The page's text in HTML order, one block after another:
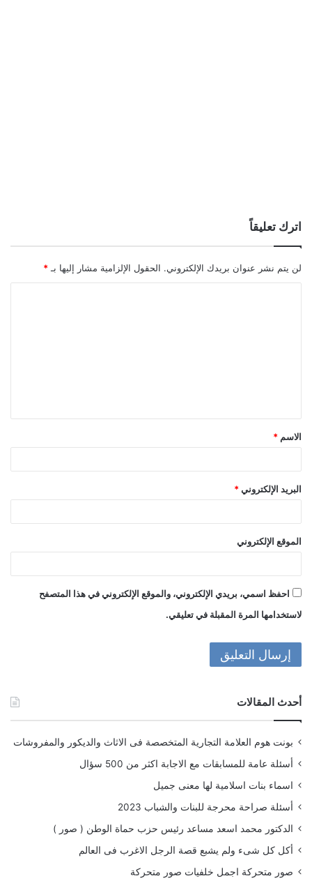
اترك تعليقاً
لن يتم نشر عنوان بريدك الإلكتروني. الحقول الإلزامية مشار إليها بـ *
ق
*
الاسم *
البريد الإلكتروني *
الموقع الإلكتروني
احفظ اسمي، بريدي الإلكتروني، والموقع الإلكتروني في هذا المتصفح
لاستخدامها المرة المقبلة في تعليقي.
أحدث المقالات
بونت هوم العلامة التجارية المتخصصة فى الاثاث والديكور والمفروشات
أسئلة عامة للمسابقات مع الاجابة اكثر من 500 سؤال
اسماء بنات اسلامية لها معنى جميل
أسئلة صراحة محرجة للبنات والشباب 2023
الدكتور محمد اسعد مساعد رئيس حزب حماة الوطن ( صور )
أكل كل شىء ولم يشبع قصة الرجل الاغرب فى العالم
صور متحركة اجمل خلفيات صور متحركة